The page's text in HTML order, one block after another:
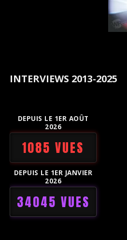
INTERVIEWS 2013-2025
DEPUIS LE 1ER AOÛT
2026
1085 VUES
DEPUIS LE 1ER JANVIER
2026
34045 VUES